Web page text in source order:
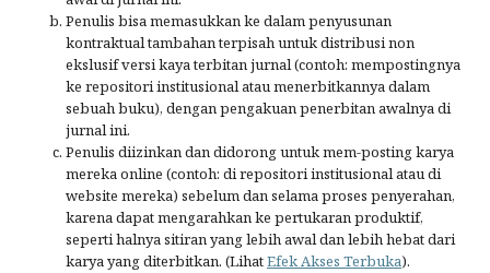
Penulis bisa memasukkan ke dalam penyusunan
kontraktual tambahan terpisah untuk distribusi non
ekslusif versi kaya terbitan jurnal (contoh: mempostingnya
ke repositori institusional atau menerbitkannya dalam
sebuah buku), dengan pengakuan penerbitan awalnya di
jurnal ini.
Penulis diizinkan dan didorong untuk mem-posting karya
mereka online (contoh: di repositori institusional atau di
website mereka) sebelum dan selama proses penyerahan,
karena dapat mengarahkan ke pertukaran produktif,
seperti halnya sitiran yang lebih awal dan lebih hebat dari
karya yang diterbitkan. (LihatEfek Akses Terbuka).